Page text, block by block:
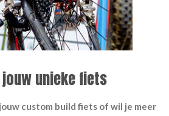
jouw unieke fiets
custom build fiets of wil je meer